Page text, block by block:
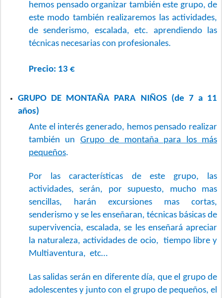
hemos pensado organizar también este grupo, de
este modo también realizaremos las actividades,
de senderismo, escalada, etc. aprendiendo las
técnicas necesarias con profesionales.
Precio: 13 €
GRUPO DE MONTAÑA PARA NIÑOS (de 7 a 11
años)
Ante el interés generado, hemos pensado realizar
también un Grupo de montaña para los más
pequeños.
Por las características de este grupo, las
actividades, serán, por supuesto, mucho mas
sencillas, harán excursiones mas cortas,
senderismo y se les enseñaran, técnicas básicas de
supervivencia, escalada, se les enseñará apreciar
la naturaleza, actividades de ocio, tiempo libre y
Multiaventura, etc…
Las salidas serán en diferente día, que el grupo de
adolescentes y junto con el grupo de pequeños, el